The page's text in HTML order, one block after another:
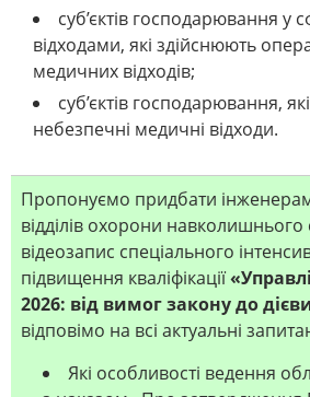
суб’єктів господарювання у
відходами, які здійснюють
медичних відходів;
суб’єктів господарювання,
небезпечні медичні відходи.
Пропонуємо придбати
відділів охорони
відеозапис спеціального
підвищення кваліфікації
2026: від вимог закону до
відповімо на всі актуальні
Які особливості ведення